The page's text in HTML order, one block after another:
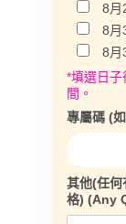
8月
8月
8月
*填選日
間。
專屬碼 (
其他(任何
格) (Any